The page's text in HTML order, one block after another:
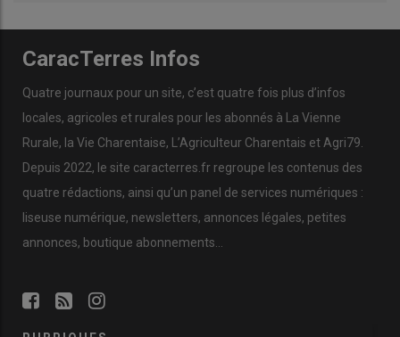
CaracTerres Infos
Quatre journaux pour un site, c’est quatre fois plus d’infos
locales, agricoles et rurales pour les abonnés à La Vienne
Rurale, la Vie Charentaise, L’Agriculteur Charentais et Agri79.
Depuis 2022, le site caracterres.fr regroupe les contenus des
quatre rédactions, ainsi qu’un panel de services numériques :
liseuse numérique, newsletters, annonces légales, petites
annonces, boutique abonnements…